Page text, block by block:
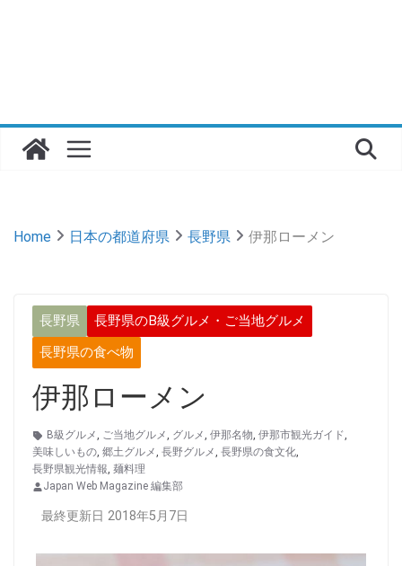
Home 日本の都道府県 長野県 伊那ローメン
長野県
長野県のB級グルメ・ご当地グルメ
長野県の食べ物
伊那ローメン
B級グルメ, ご当地グルメ, グルメ, 伊那名物, 伊那市観光ガイド,
美味しいもの, 郷土グルメ, 長野グルメ, 長野県の食文化,
長野県観光情報, 麺料理
Japan Web Magazine 編集部
最終更新日 2018年5月7日